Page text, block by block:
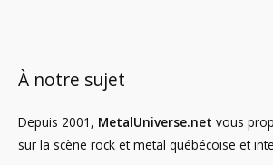
À notre sujet
Depuis 2001, MetalUniverse.net vous
sur la scène rock et metal québécoise et